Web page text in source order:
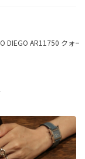
DIEGO AR11750 クォ